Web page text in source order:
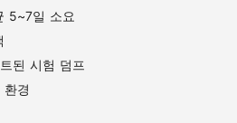
5~7일 소요
된 시험 덤프
경